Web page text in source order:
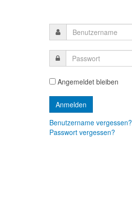
Angemeldet bleiben
Benutzername vergessen?
Passwort vergessen?